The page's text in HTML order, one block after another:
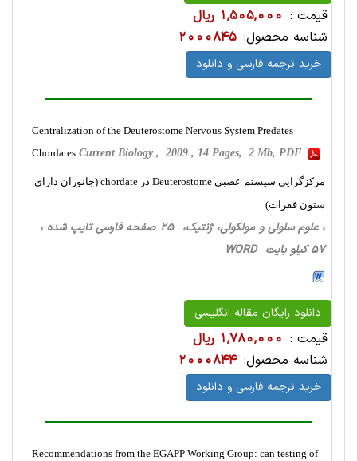
قیمت : 1,505,000 ریال
شناسه محصول: 2000845
خرید ترجمه فارسی و دانلود
Centralization of the Deuterostome Nervous System Predates
Chordates Current Biology , 2009 , 14 Pages, 2 Mb, PDF
مرکزگرایی سیستم عصبی Deuterostome در chordate (جانوران دارای
ستون فقرات)
، علوم سلولی و مولکولی، ژنتیک، 25 صفحه فارسی تایپ شده ،
57 کیلو بایت WORD
دانلود رایگان مقاله انگلیسی
قیمت : 1,780,000 ریال
شناسه محصول: 2000844
خرید ترجمه فارسی و دانلود
Recommendations from the EGAPP Working Group: can testing of